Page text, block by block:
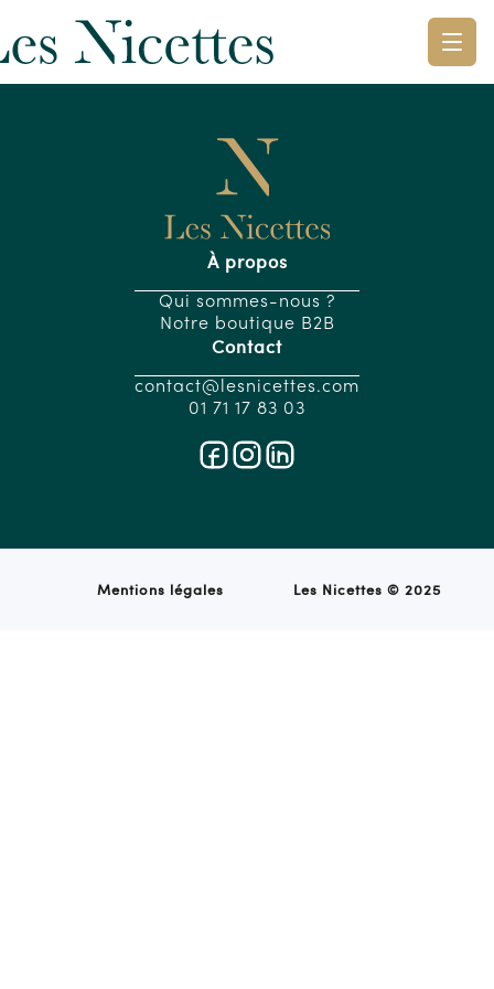
À propos
Qui sommes-nous ?
Notre boutique B2B
Contact
contact@lesnicettes.com
01 71 17 83 03
Mentions légales Les Nicettes ©2025